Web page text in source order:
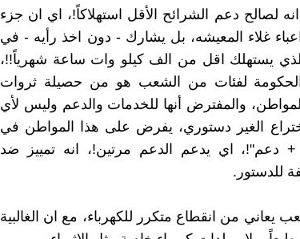
لصالح دعم الشرائح الأقل استهلاكاً!، اي ان جزء
غلاء المعيشه، بل يشارك - دون اخذ رأيه - في
يستهلك اقل من الف كيلو وات ساعة شهرياً!!،
لفئات من الشعب هو من حصيلة ثروات
والمفترض أنها للخدمات والدعم وليس لأي
الغير دستوري، يفرض على هذا المواطن في
دعم"!، اي يدعم الدعم مرتين!، انه تمييز ضد
للدستور.
من انقطاع متكرر للكهرباء، مع ان الغالبية